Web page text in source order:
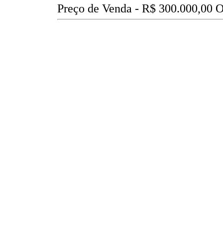
Preço de Venda - R$ 300.000,00